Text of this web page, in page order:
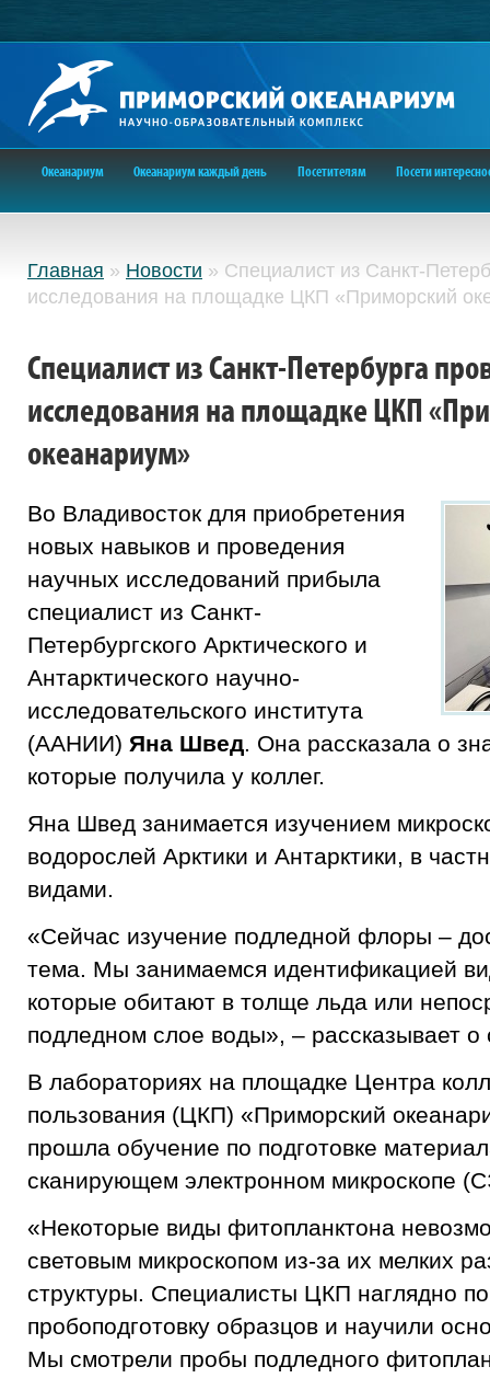
Океанариум Океанариум каждый день Посетителям Посети
Главная » Новости » Специалист из Санкт-
исследования на площадке ЦКП «Приморский
Специалист из Санкт-Петербурга
исследования на площадке ЦКП
океанариум»
Во Владивосток для приобретения
новых навыков и проведения
научных исследований прибыла
специалист из Санкт-
Петербургского Арктического и
Антарктического научно-
исследовательского института
(ААНИИ) Яна Швед. Она рассказала о
которые получила у коллег.
Яна Швед занимается изучением
водорослей Арктики и Антарктики, в
видами.
«Сейчас изучение подледной флоры –
тема. Мы занимаемся идентификацией
которые обитают в толще льда или
подледном слое воды», – рассказывает
В лабораториях на площадке Центра
пользования (ЦКП) «Приморский
прошла обучение по подготовке
сканирующем электронном микроскопе
«Некоторые виды фитопланктона
световым микроскопом из-за их мелких
структуры. Специалисты ЦКП наглядно
пробоподготовку образцов и научили
Мы смотрели пробы подледного